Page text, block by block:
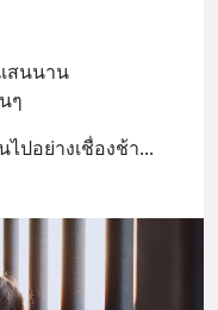
สนนาน
ๆ
ไปอย่างเชื่องช้า